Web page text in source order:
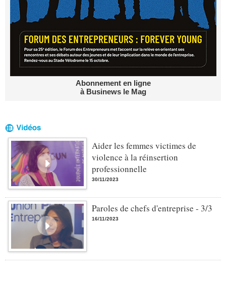
Abonnement en ligne
à Businews le Mag
Aider les femmes victimes de
violence à la réinsertion
professionnelle
30/11/2023
Paroles de chefs d'entreprise - 3/3
16/11/2023